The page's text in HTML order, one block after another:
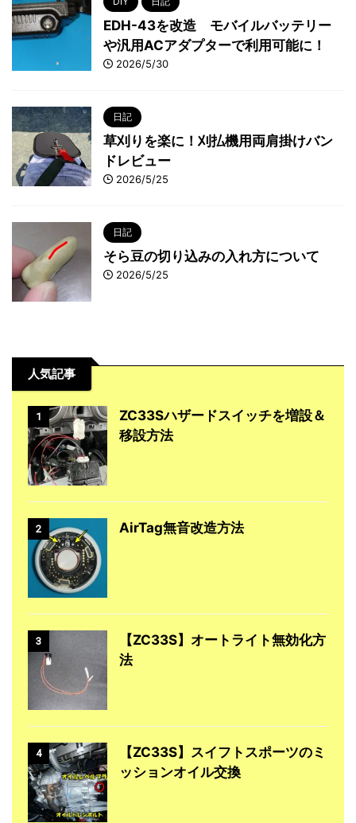
EDH-43を改造 モバイルバッテリー
や汎用ACアダプターで利用可能に！
2026/5/30
日記
草刈りを楽に！刈払機用両肩掛けバン
ドレビュー
2026/5/25
日記
そら豆の切り込みの入れ方について
2026/5/25
人気記事
1
ZC33Sハザードスイッチを増設＆
移設方法
2 AirTag無音改造方法
3
【ZC33S】オートライト無効化方
法
4
【ZC33S】スイフトスポーツのミ
ッションオイル交換